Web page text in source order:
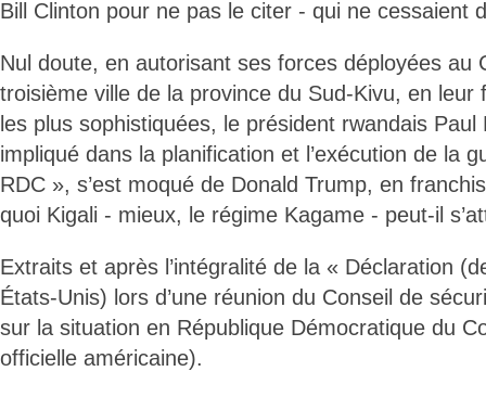
Bill Clinton pour ne pas le citer - qui ne cessaient
Nul doute, en autorisant ses forces déployées au
troisième ville de la province du Sud-Kivu, en leur
les plus sophistiquées, le président rwandais
impliqué dans la planification et l’exécution de la
RDC », s’est moqué de Donald Trump, en
quoi Kigali - mieux, le régime Kagame - peut-il
Extraits et après l’intégralité de la « Déclaration
États-Unis) lors d’une réunion du Conseil de
sur la situation en République Démocratique du
officielle américaine).